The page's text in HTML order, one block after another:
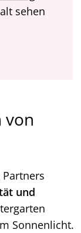
sehen
von
und
Sonnenlicht.